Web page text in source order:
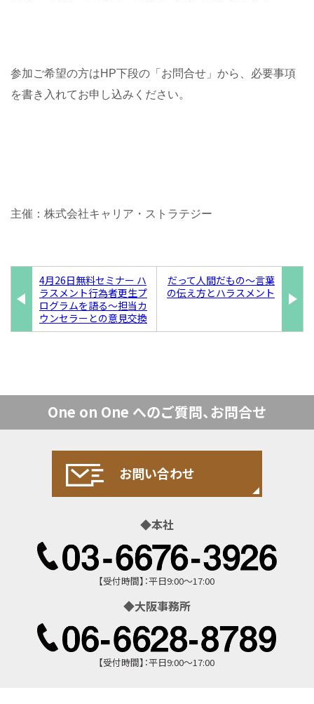
参加ご希望の方はHP下段の「お問合せ」から、必要事項
を書き入れてお申し込みください。
主催：株式会社キャリア・ストラテジー
4月26日無料セミナー ハ
ラスメント行為者更生プ
ログラムを語る〜担当カ
ウンセラーとの意見交換
だって人間だもの〜言葉
の伝え方とハラスメント
One on One へのご質問、お問合せ
お問い合わせ
お問い合わせ
本社
【受付時間】：平日9:00～17:00
大阪事務所
【受付時間】：平日9:00～17:00